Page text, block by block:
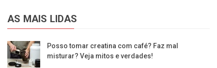
AS MAIS LIDAS
Posso tomar creatina com café? Faz mal
misturar? Veja mitos e verdades!